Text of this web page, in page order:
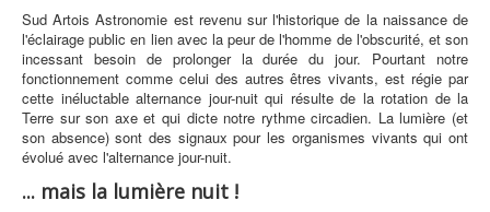
Sud Artois Astronomie est revenu sur l'historique de la naissance de
l'éclairage public en lien avec la peur de l'homme de l'obscurité, et son
incessant besoin de prolonger la durée du jour. Pourtant notre
fonctionnement comme celui des autres êtres vivants, est régie par
cette inéluctable alternance jour-nuit qui résulte de la rotation de la
Terre sur son axe et qui dicte notre rythme circadien. La lumière (et
son absence) sont des signaux pour les organismes vivants qui ont
évolué avec l'alternance jour-nuit.
... mais la lumière nuit !